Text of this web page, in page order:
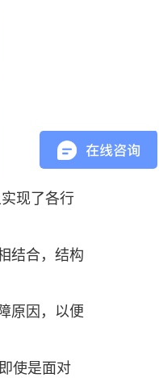
现了各行
结合，结构
原因，以便
使是面对